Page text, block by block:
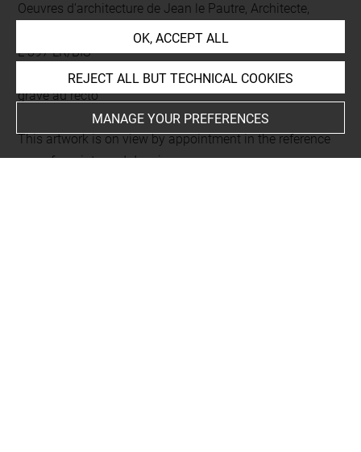
Oeuvres d'architecture de Jean le Pautre, Architecte,
Dessinateur & Graveur du Roi. Tome troisième.
L 397 LR/BIS
gravé au recto
This artwork is on view by appointment in the reference
room for prints and drawings
OK, ACCEPT ALL
REJECT ALL BUT TECHNICAL COOKIES
MANAGE YOUR PREFERENCES